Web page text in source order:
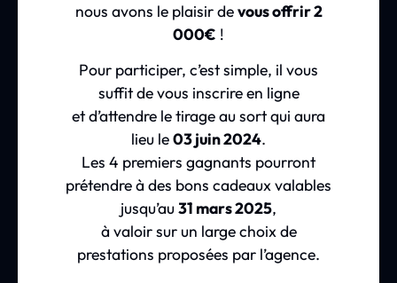
nous avons le plaisir devous offrir 2
000€ !
Pour participer, c’est simple, il vous
suffit de vous inscrire en ligne
et d’attendre le tirage au sort qui aura
lieu le03 juin 2024.
Les 4 premiers gagnants pourront
prétendre à des bons cadeaux valables
jusqu’au31 mars 2025,
à valoir sur un large choix de
prestations proposées par l’agence.